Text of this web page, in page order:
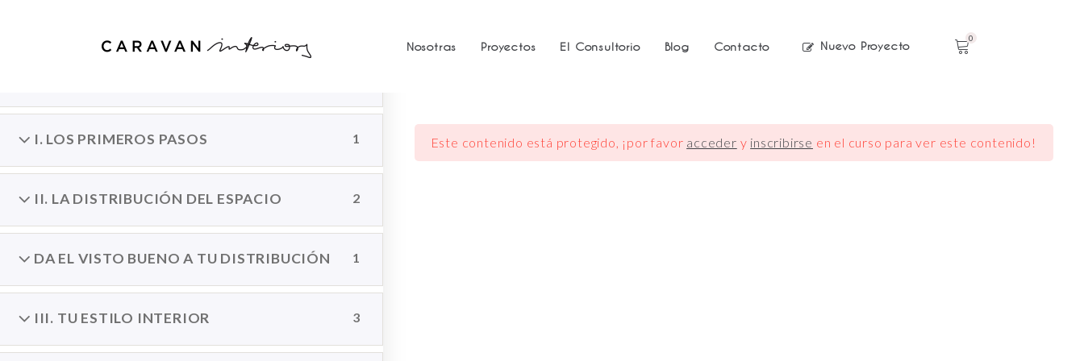
Nosotras Proyectos El Consultorio Blog Contacto Nuevo Proyecto
0
Inicio Cursos
I. LOS PRIMEROS PASOS 1
II. LA DISTRIBUCIÓN DEL ESPACIO 2
DA EL VISTO BUENO A TU DISTRIBUCIÓN 1
III. TU ESTILO INTERIOR 3
Este contenido está protegido, ¡por favor acceder y inscribirse en el curso para ver este contenido!